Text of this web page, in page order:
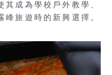
其成為學校戶外教學、
峰旅遊時的新興選擇。